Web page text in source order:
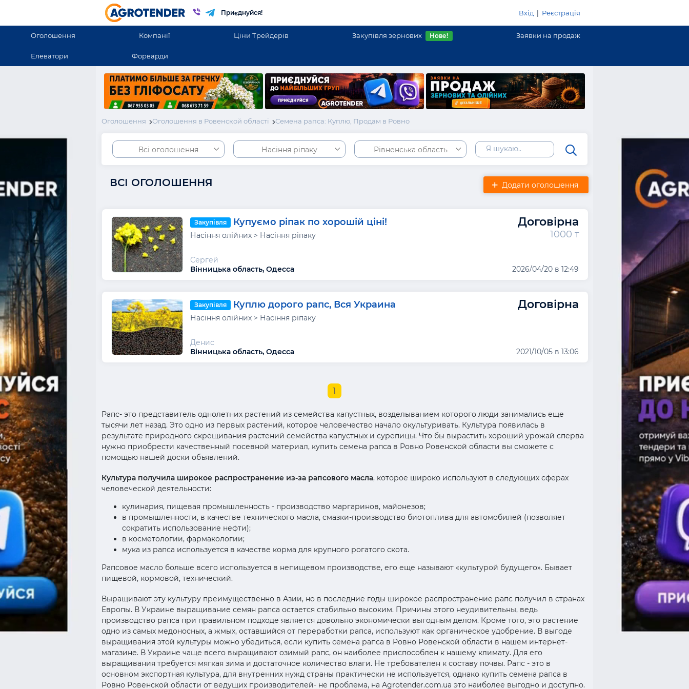
Приєднуйся! Вхід | Реєстрація
Оголошення Компанії Ціни Трейдерів Закупівля зернових Нове! Заявки на продаж
Елеватори Форварди
Оголошення Оголошення в Ровенской області Семена рапса: Куплю, Продам в Ровно
Всі оголошення Насіння ріпаку Рівненська область
Додати оголошення
ВСІ ОГОЛОШЕННЯ
Закупівля Купуємо ріпак по хорошій ціні! Договірна
Насіння олійних > Насіння ріпаку 1000 т
Сергей
Вінницька область, Одесса
2026/04/20 в 12:49
Закупівля Куплю дорого рапс, Вся Украина Договірна
Насіння олійних > Насіння ріпаку
Денис
Вінницька область, Одесса
2021/10/05 в 13:06
1
Рапс- это представитель однолетних растений из семейства капустных, возделыванием которого люди занимались еще
тысячи лет назад. Это одно из первых растений, которое человечество начало окультуривать. Культура появилась в
результате природного скрещивания растений семейства капустных и сурепицы. Что бы вырастить хороший урожай сперва
нужно приобрести качественный посевной материал, купить семена рапса в Ровно Ровенской области вы сможете с
помощью нашей доски объявлений.
Культура получила широкое распространение из-за рапсового масла, которое широко используют в следующих сферах
человеческой деятельности:
кулинария, пищевая промышленность - производство маргаринов, майонезов;
в промышленности, в качестве технического масла, смазки-производство биотоплива для автомобилей (позволяет
сократить использование нефти);
в косметологии, фармакологии;
мука из рапса используется в качестве корма для крупного рогатого скота.
Рапсовое масло больше всего используется в непищевом производстве, его еще называют «культурой будущего». Бывает
пищевой, кормовой, технический.
Выращивают эту культуру преимущественно в Азии, но в последние годы широкое распространение рапс получил в странах
Европы. В Украине выращивание семян рапса остается стабильно высоким. Причины этого неудивительны, ведь
производство рапса при правильном подходе является довольно экономически выгодным делом. Кроме того, это растение
одно из самых медоносных, а жмых, оставшийся от переработки рапса, используют как органическое удобрение. В выгоде
выращивания этой культуры можно убедиться, если купить семена рапса в Ровно Ровенской области в нашем интернет-
магазине. В Украине чаще всего выращивают озимый рапс, он наиболее приспособлен к нашему климату. Для его
выращивания требуется мягкая зима и достаточное количество влаги. Не требователен к составу почвы. Рапс - это в
основном экспортная культура, для внутренних нужд страны практически не используется, однако купить семена рапса в
Ровно Ровенской области от ведущих производителей- не проблема, на Agrotender.com.ua это наиболее выгодно и доступно.